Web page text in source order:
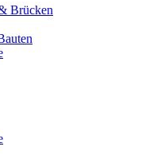
Brücken